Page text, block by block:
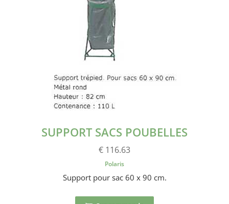
SUPPORT SACS POUBELLES
€ 116.63
Polaris
Support pour sac 60 x 90 cm.